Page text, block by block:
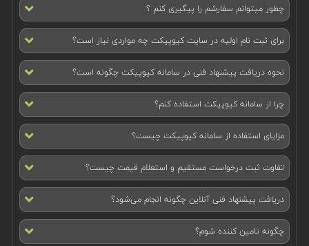
چطور میتوانم سفارشم را پیگیری کنم ؟
برای ثبت نام اولیه در سایت کیوپیکت چه مواردی نیاز است؟
نحوه دریافت پیشنهاد فنی در سامانه کیوپیکت چگونه است؟
چرا از سامانه کیوپیکت استفاده کنم؟
مزایای استفاده از سامانه کیوپیکت چیست؟
تفاوت ثبت درخواست مستقیم و استعلام قیمت چیست؟
دریافت پیشنهاد فنی آنلاین چگونه انجام می‌شود؟
چگونه تامین کننده شوم؟